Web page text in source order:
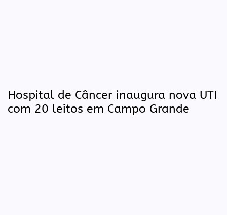
Hospital de Câncer inaugura nova UTI
com 20 leitos em Campo Grande